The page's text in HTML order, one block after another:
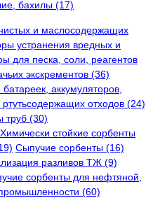
бахилы (17)
и маслосодержащих
устранения вредных и
для песка, соли, реагентов
экскрементов (36)
аккумуляторов,
отходов (24)
труб (30)
Химически стойкие сорбенты
Сыпучие сорбенты (16)
разливов ТЖ (9)
сорбенты для нефтяной,
(60)